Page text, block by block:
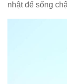
nhật để sống